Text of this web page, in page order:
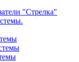
"Стрелка"